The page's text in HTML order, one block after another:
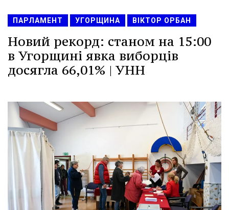
ПАРЛАМЕНТ УГОРЩИНА ВІКТОР ОРБАН
Новий рекорд: станом на 15:00
в Угорщині явка виборців
досягла 66,01% | УНН